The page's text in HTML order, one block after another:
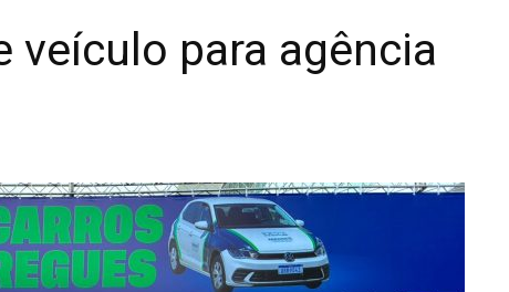
veículo para agência